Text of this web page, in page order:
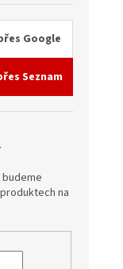
Google
Seznam
budeme
na